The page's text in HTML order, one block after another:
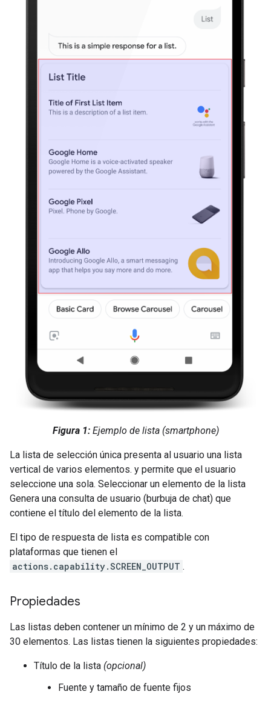
Figura 1:Ejemplo de lista (smartphone)
La lista de selección única presenta al usuario una lista
vertical de varios elementos. y permite que el usuario
seleccione una sola. Seleccionar un elemento de la lista
Genera una consulta de usuario (burbuja de chat) que
contiene el título del elemento de la lista.
El tipo de respuesta de lista es compatible con
plataformas que tienen el
actions.capability.SCREEN_OUTPUT .
Propiedades
Las listas deben contener un mínimo de 2 y un máximo de
30 elementos. Las listas tienen la siguientes propiedades:
Título de la lista (opcional)
Fuente y tamaño de fuente fijos